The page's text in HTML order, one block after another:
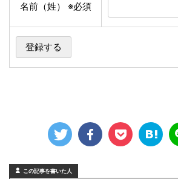
名前（姓） ※必須
この記事を書いた人